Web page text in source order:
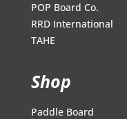
POP Board Co.
RRD International
TAHE
Shop
Paddle Board